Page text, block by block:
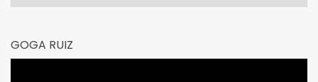
GOGA RUIZ